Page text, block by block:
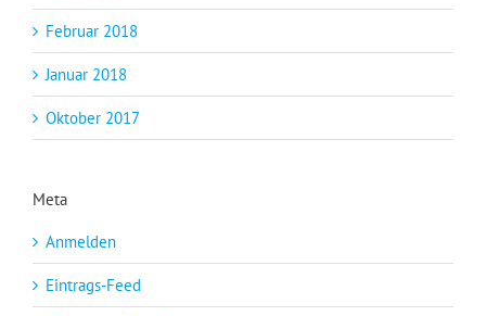
Februar 2018
Januar 2018
Oktober 2017
Meta
Anmelden
Eintrags-Feed